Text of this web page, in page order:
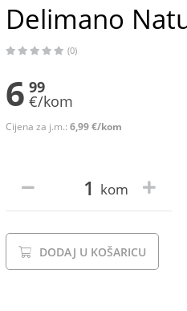
Delimano
(0)
6 99
€/kom
Cijena za j.m.: 6,99 €/kom
kom
DODAJ U KOŠARICU